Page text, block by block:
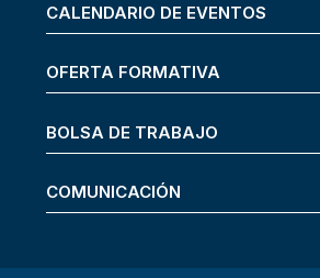
CALENDARIO DE EVENTOS
OFERTA FORMATIVA
BOLSA DE TRABAJO
COMUNICACIÓN